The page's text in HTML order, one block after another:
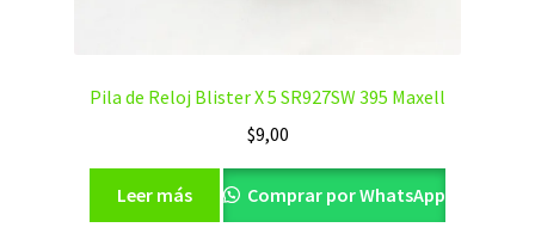
Pila de Reloj Blister X 5 SR927SW 395 Maxell
$9,00
Leer más Comprar por WhatsApp